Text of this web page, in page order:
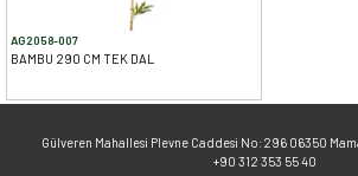
AG2058-007
BAMBU 290 CM TEK DAL
Gülveren Mahallesi Plevne Caddesi No:296 06350
+90 312 353 55 40